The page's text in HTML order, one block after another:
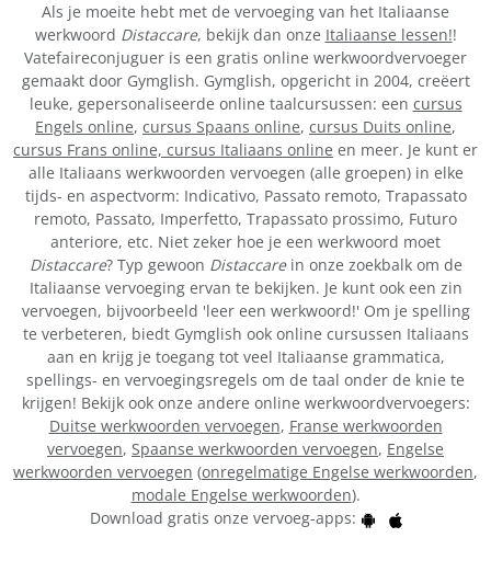
Als je moeite hebt met de vervoeging van het Italiaanse
werkwoord Distaccare, bekijk dan onze Italiaanse lessen!!
Vatefaireconjuguer is een gratis online werkwoordvervoeger
gemaakt door Gymglish. Gymglish, opgericht in 2004, creëert
leuke, gepersonaliseerde online taalcursussen: een cursus
Engels online, cursus Spaans online, cursus Duits online,
cursus Frans online, cursus Italiaans online en meer. Je kunt er
alle Italiaans werkwoorden vervoegen (alle groepen) in elke
tijds- en aspectvorm: Indicativo, Passato remoto, Trapassato
remoto, Passato, Imperfetto, Trapassato prossimo, Futuro
anteriore, etc. Niet zeker hoe je een werkwoord moet
Distaccare? Typ gewoon Distaccarein onze zoekbalk om de
Italiaanse vervoeging ervan te bekijken. Je kunt ook een zin
vervoegen, bijvoorbeeld 'leer een werkwoord!' Om je spelling
te verbeteren, biedt Gymglish ook online cursussen Italiaans
aan en krijg je toegang tot veel Italiaanse grammatica,
spellings- en vervoegingsregels om de taal onder de knie te
krijgen! Bekijk ook onze andere online werkwoordvervoegers:
Duitse werkwoorden vervoegen, Franse werkwoorden
vervoegen, Spaanse werkwoorden vervoegen, Engelse
werkwoorden vervoegen (onregelmatige Engelse werkwoorden,
modale Engelse werkwoorden).
Download gratis onze vervoeg-apps: